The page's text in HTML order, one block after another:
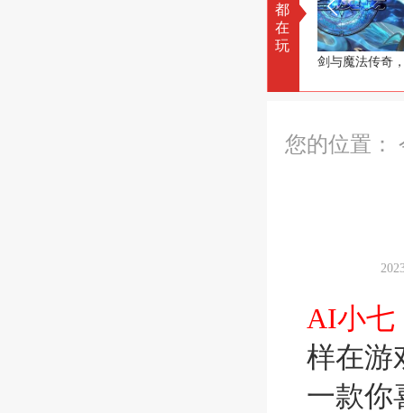
都
在
玩
剑与魔法传奇
您的位置：
AI小七
样在游
一款你